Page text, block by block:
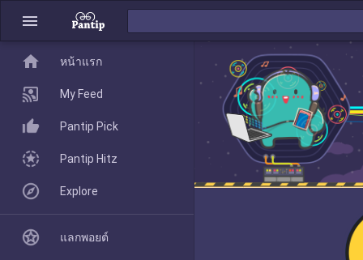
menu
home
Pantip Pick
home หน้าแรก
My Feed
Pantip Pick
Pantip Hitz
Explore
แลกพอยต์